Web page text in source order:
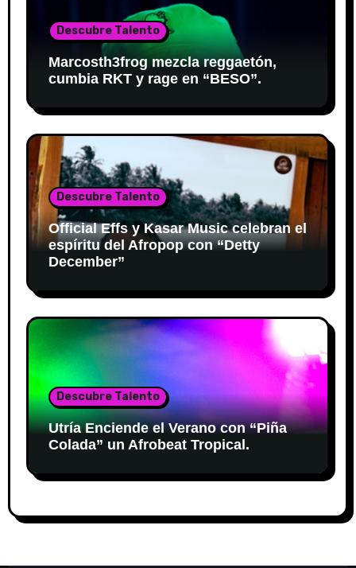
Descubre Talento
Marcosth3frog mezcla reggaetón,
cumbia RKT y rage en “BESO”.
Descubre Talento
Official Effs y Kasar Music celebran el
espíritu del Afropop con “Detty
December”
Descubre Talento
Utría Enciende el Verano con “Piña
Colada” un Afrobeat Tropical.